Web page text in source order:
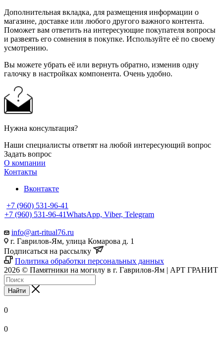
Дополнительная вкладка, для размещения информации о
магазине, доставке или любого другого важного контента.
Поможет вам ответить на интересующие покупателя вопросы
и развеять его сомнения в покупке. Используйте её по своему
усмотрению.
Вы можете убрать её или вернуть обратно, изменив одну
галочку в настройках компонента. Очень удобно.
Нужна консультация?
Наши специалисты ответят на любой интересующий вопрос
Задать вопрос
О компании
Контакты
Вконтакте
+7 (960) 531-96-41
+7 (960) 531-96-41WhatsApp, Viber, Telegram
info@art-ritual76.ru
г. Гаврилов-Ям, улица Комарова д. 1
Подписаться на рассылку
Политика обработки персональных данных
2026 © Памятники на могилу в г. Гаврилов-Ям | АРТ ГРАНИТ
Найти
0
0